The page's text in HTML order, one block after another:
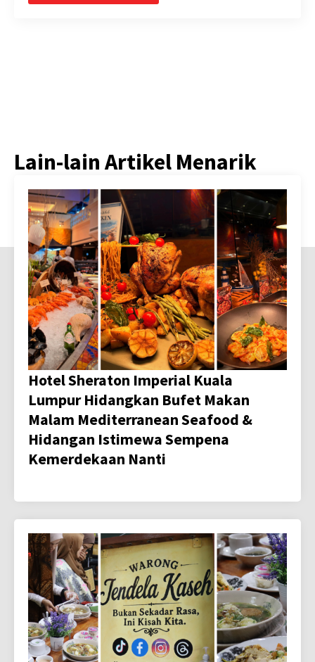
Lain-lain Artikel Menarik
Hotel Sheraton Imperial Kuala
Lumpur Hidangkan Bufet Makan
Malam Mediterranean Seafood &
Hidangan Istimewa Sempena
Kemerdekaan Nanti